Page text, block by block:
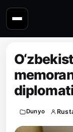
Dunyo